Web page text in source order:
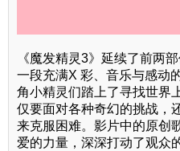
《魔发精灵3》延续了前两
一段充满X 彩、音乐与感动
角小精灵们踏上了寻找世界
仅要面对各种奇幻的挑战，
来克服困难。影片中的原创
爱的力量，深深打动了观众